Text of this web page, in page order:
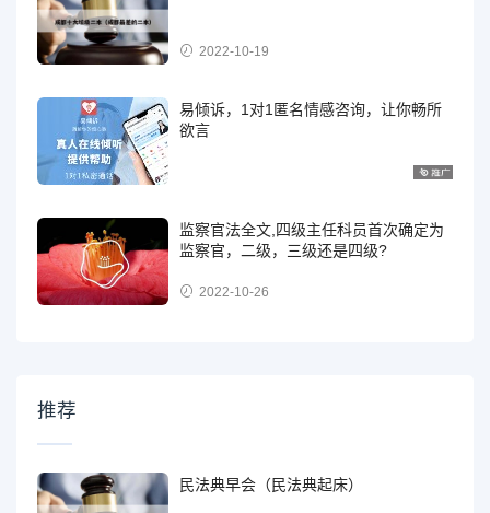
2022-10-19
易倾诉，1对1匿名情感咨询，让你畅所
欲言
监察官法全文,四级主任科员首次确定为
监察官，二级，三级还是四级?
2022-10-26
推荐
民法典早会（民法典起床）